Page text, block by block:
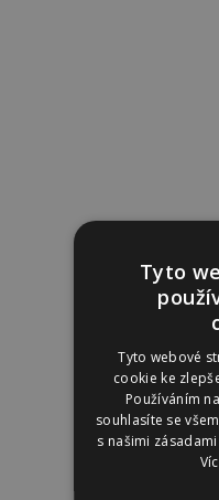
Tyto
Tyto webové
cookie ke
Používáním
souhlasíte se
s našimi